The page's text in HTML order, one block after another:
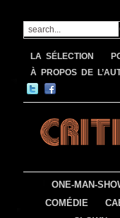
LA SÉLECTION
À PROPOS DE
ONE-MAN-
COMÉDIE